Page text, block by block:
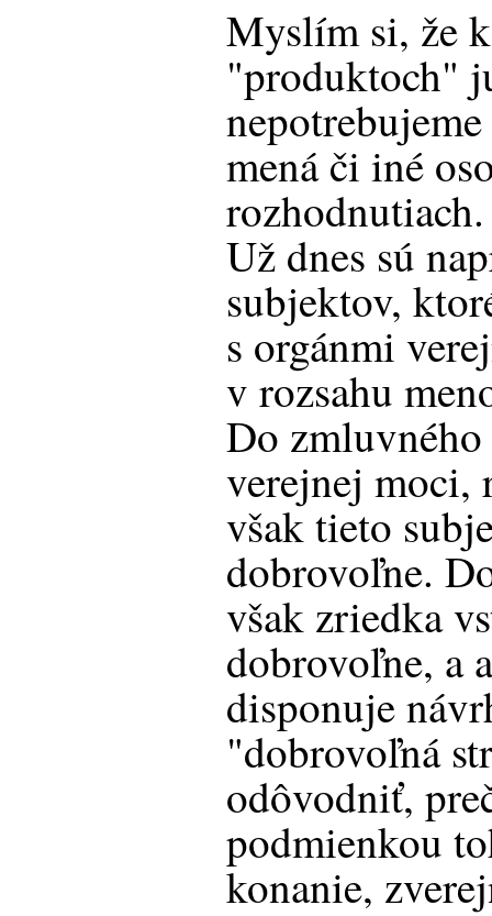
Myslím si, že
"produktoch"
mená či iné
rozhodnutiach.
Už dnes sú
subjektov,
s orgánmi
v rozsahu
Do
verejnej moci,
však tieto
dobrovoľne.
však zriedka
dobrovoľne, a
disponuje
"dobrovoľná
odôvodniť,
podmienkou
konanie,